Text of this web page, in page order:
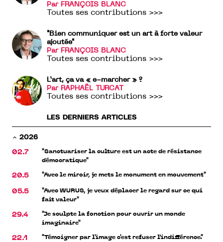
Par FRANÇOIS BLANC
Toutes ses contributions >>>
"Bien communiquer est un art à forte valeur
ajoutée"
Par FRANÇOIS BLANC
Toutes ses contributions >>>
L’art, ça va « e-marcher » ?
Par RAPHAËL TURCAT
Toutes ses contributions >>>
LES DERNIERS ARTICLES
2026
02.7
"Sanctuariser la culture est un acte de résistance
démocratique"
20.5 "Avec le miroir, je mets le monument en mouvement"
05.5
"Avec WURUS, je veux déplacer le regard sur ce qui
fait valeur"
29.4
"Je sculpte la fonction pour ouvrir un monde
imaginaire"
22.1 "Témoigner par l'image c'est refuser l’indifférence."